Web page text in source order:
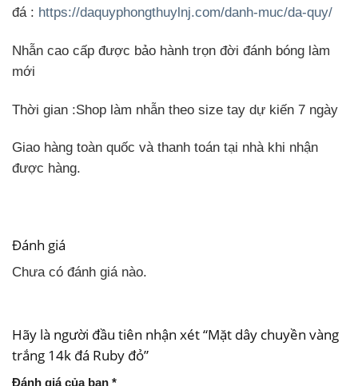
đá: https://daquyphongthuylnj.com/danh-muc/da-quy/
Nhẫn cao cấp được bảo hành trọn đời đánh bóng làm
mới
Thời gian :Shop làm nhẫn theo size tay dự kiến 7 ngày
Giao hàng toàn quốc và thanh toán tại nhà khi nhận
được hàng.
Đánh giá
Chưa có đánh giá nào.
Hãy là người đầu tiên nhận xét “Mặt dây chuyền vàng
trắng 14k đá Ruby đỏ”
Đánh giá của bạn *